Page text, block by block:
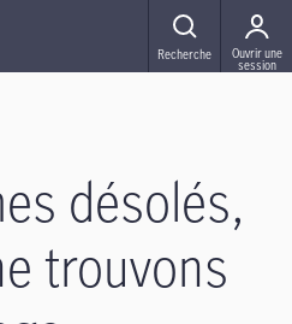
Recherche Ouvrir une
session
désolés,
trouvons